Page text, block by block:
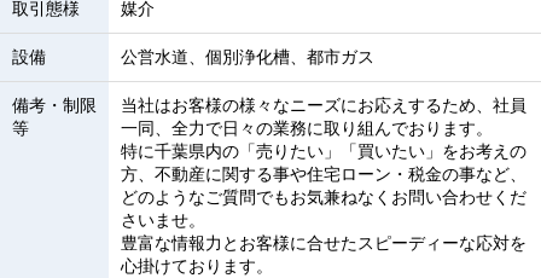
取引態様 媒介
設備 公営水道、個別浄化槽、都市ガス
備考・制限
等
当社はお客様の様々なニーズにお応えするため、社員
一同、全力で日々の業務に取り組んでおります。
特に千葉県内の「売りたい」「買いたい」をお考えの
方、不動産に関する事や住宅ローン・税金の事など、
どのようなご質問でもお気兼ねなくお問い合わせくだ
さいませ。
豊富な情報力とお客様に合せたスピーディーな応対を
心掛けております。